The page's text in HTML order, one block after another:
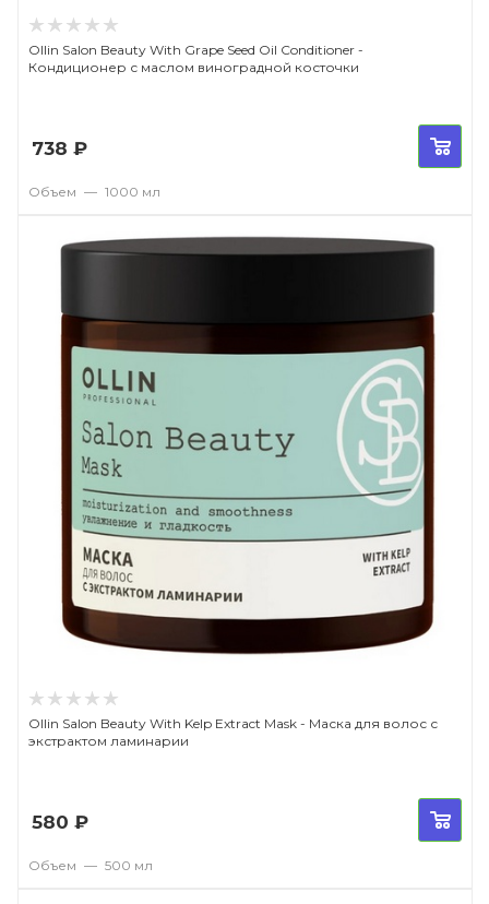
Ollin Salon Beauty With Grape Seed Oil Conditioner -
Кондиционер с маслом виноградной косточки
738 ₽
Объем — 1000 мл
Ollin Salon Beauty With Kelp Extract Mask - Маска для волос с
экстрактом ламинарии
580 ₽
Объем — 500 мл